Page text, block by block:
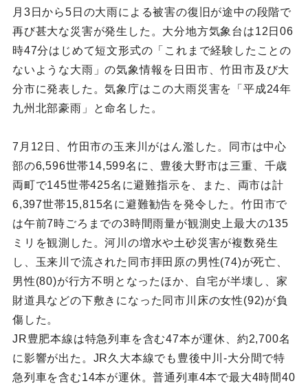
月3日から5日の大雨による被害の復旧が途中の段階で
再び甚大な災害が発生した。大分地方気象台は12日06
時47分はじめて短文形式の「これまで経験したことの
ないような大雨」の気象情報を日田市、竹田市及び大
分市に発表した。気象庁はこの大雨災害を「平成24年
九州北部豪雨」と命名した。
7月12日、竹田市の玉来川がはん濫した。同市は中心
部の6,596世帯14,599名に、豊後大野市は三重、千歳
両町で145世帯425名に避難指示を、また、両市は計
6,397世帯15,815名に避難勧告を発令した。竹田市で
は午前7時ごろまでの3時間雨量が観測史上最大の135
ミリを観測した。河川の増水や土砂災害が複数発生
し、玉来川で流された同市拝田原の男性(74)が死亡、
男性(80)が行方不明となったほか、自宅が半壊し、家
財道具などの下敷きになった同市川床の女性(92)が負
傷した。
JR豊肥本線は特急列車を含む47本が運休、約2,700名
に影響が出た。JR久大本線でも豊後中川-大分間で特
急列車を含む14本が運休。普通列車4本で最大4時間40